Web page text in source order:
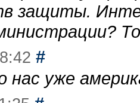
защиты.
#
нас уже